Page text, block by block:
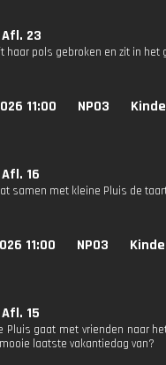
23
haar pols gebroken en zit in het
11:00 NPO3
16
samen met kleine Pluis de
11:00 NPO3
15
Pluis gaat met vrienden naar
laatste vakantiedag van?